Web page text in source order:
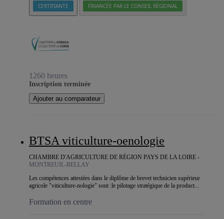
CERTIFIANTE FINANCÉE PAR LE CONSEIL RÉGIONAL
1260 heures
Inscription terminée
Ajouter au comparateur
BTSA viticulture-oenologie
CHAMBRE D'AGRICULTURE DE RÉGION PAYS DE LA LOIRE -
MONTREUIL-BELLAY
Les compétences attestées dans le diplôme de brevet technicien supérieur
agricole "viticulture-nologie" sont :le pilotage stratégique de la product...
Formation en centre